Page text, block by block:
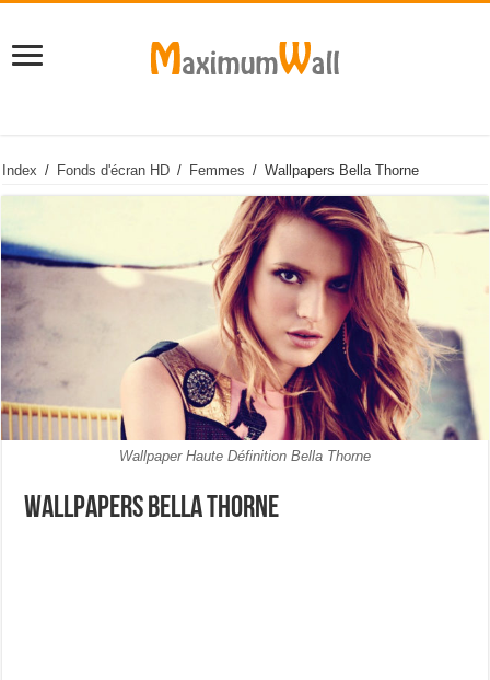
Index / Fonds d'écran HD / Femmes / Wallpapers Bella Thorne
Wallpaper Haute Définition Bella Thorne
Wallpapers Bella Thorne